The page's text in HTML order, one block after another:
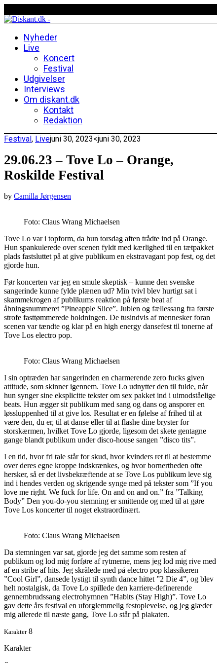
Nyheder
Live
Koncert
Festival
Udgivelser
Interviews
Om diskant.dk
Kontakt
Redaktion
Festival, Livejuni 30, 2023<juni 30, 2023
29.06.23 – Tove Lo – Orange,
Roskilde Festival
by Camilla Jørgensen
Foto: Claus Wrang Michaelsen
Tove Lo var i topform, da hun torsdag aften trådte ind på Orange.
Hun spankulerede over scenen fyldt med kærlighed til en tætpakket
plads fastsluttet på at give publikum en ekstravagant pop fest, og det
gjorde hun.
Før koncerten var jeg en smule skeptisk – kunne den svenske
sangerinde kunne fylde plænen ud? Min tvivl blev hurtigt sat i
skammekrogen af publikums reaktion på første beat af
åbningsnummeret ”Pineapple Slice”. Jublen og fællessang fra første
strofe fasttømmerede holdningen. De tusindvis af mennesker foran
scenen var tændte og klar på en high energy dansefest til tonerne af
Tove Los electro pop.
Foto: Claus Wrang Michaelsen
I sin optræden har sangerinden en charmerende zero fucks given
attitude, som skinner igennem. Tove Lo udnytter den til fulde, når
hun synger sine eksplicitte tekster om sex pakket ind i uimodståelige
beats. Hun ægger sit publikum med sang og dans og ansporer en
løssluppenhed til at give los. Resultat er en følelse af frihed til at
være den, du er, til at danse eller til at flashe dine bryster for
storskærmen, hvilket Tove Lo gjorde, ligesom det skete gentagne
gange blandt publikum under disco-house sangen ”disco tits”.
I en tid, hvor fri tale står for skud, hvor kvinders ret til at bestemme
over deres egne kroppe indskrænkes, og hvor bornertheden ofte
hersker, så er det livsbekræftende at se Tove Los publikum leve sig
ind i hendes verden og skrigende synge med på tekster som ”If you
love me right. We fuck for life. On and on and on.” fra ”Talking
Body” Den you-do-you stemning er smittende og med til at gøre
Tove Los koncerter til noget ekstraordinært.
Foto: Claus Wrang Michaelsen
Da stemningen var sat, gjorde jeg det samme som resten af
publikum og lod mig forføre af rytmerne, mens jeg lod mig rive med
af en stribe af hits. Jeg skrålede med på electro pop klassikeren
”Cool Girl”, dansede lystigt til synth dance hittet ”2 Die 4”, og blev
helt nostalgisk, da Tove Lo spillede den karriere-definerende
gennembrudssang electrohymnen ”Habits (Stay High)”. Tove Lo
gav dette års festival en uforglemmelig festoplevelse, og jeg glæder
mig allerede til næste gang, Tove Lo står på plakaten.
Karakter 8
Karakter